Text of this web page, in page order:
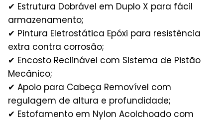
✔ Estrutura Dobrável em Duplo X para fácil
armazenamento;
✔ Pintura Eletrostática Epóxi para resistência
extra contra corrosão;
✔ Encosto Reclinável com Sistema de Pistão
Mecânico;
✔ Apoio para Cabeça Removível com
regulagem de altura e profundidade;
✔ Estofamento em Nylon Acolchoado com